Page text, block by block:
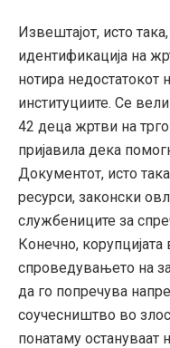
Извештајот, исто
идентификација на
нотира недостатокот
институциите. Се
42 деца жртви на
пријавила дека
Документот, исто
ресурси, законски
службениците за
Конечно, корупцијата
спроведувањето на
да го попречува
соучесништво во
понатаму остануваат